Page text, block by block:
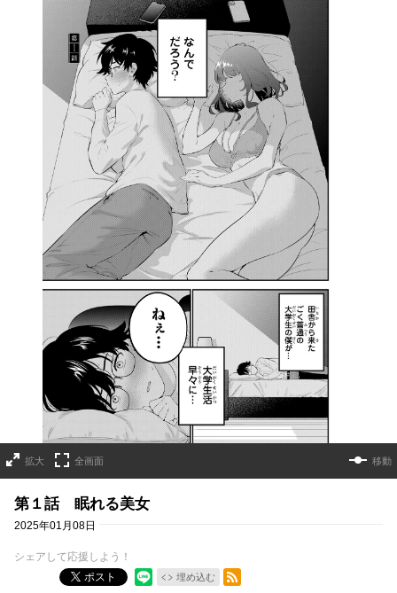
拡大 全画面 移動
第１話 眠れる美女
2025年01月08日
シェアして応援しよう！
ポスト
埋め込む
RSSフィード